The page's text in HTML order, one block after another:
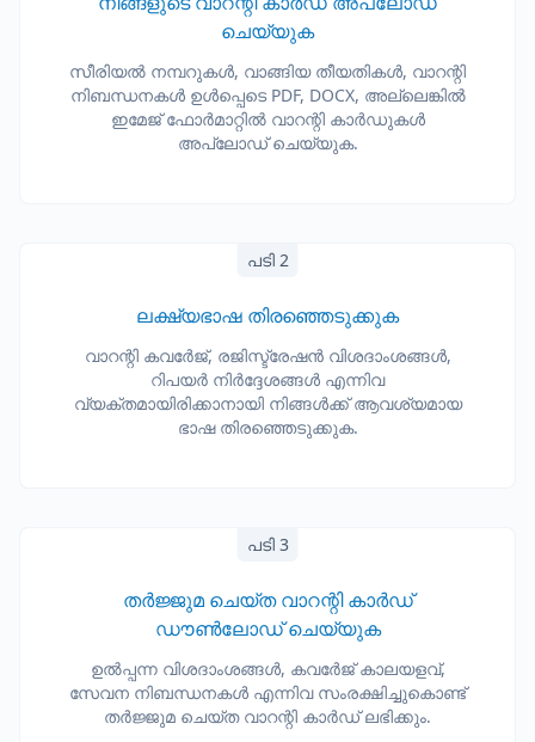
ചെയ്യുക
സീരിയൽ നമ്പറുകൾ, വാങ്ങിയ തീയതികൾ, വാറന്റി
നിബന്ധനകൾ ഉൾപ്പെടെ PDF, DOCX, അല്ലെങ്കിൽ
ഇമേജ് ഫോർമാറ്റിൽ വാറന്റി കാർഡുകൾ
അപ്‌ലോഡ് ചെയ്യുക.
പടി 2
ലക്ഷ്യഭാഷ തിരഞ്ഞെടുക്കുക
വാറന്റി കവർേജ്, രജിസ്ട്രേഷൻ വിശദാംശങ്ങൾ,
റിപയർ നിർദ്ദേശങ്ങൾ എന്നിവ
വ്യക്തമായിരിക്കാനായി നിങ്ങൾക്ക് ആവശ്യമായ
ഭാഷ തിരഞ്ഞെടുക്കുക.
പടി 3
തർജ്ജുമ ചെയ്ത വാറന്റി കാർഡ്
ഡൗൺലോഡ് ചെയ്യുക
ഉൽപ്പന്ന വിശദാംശങ്ങൾ, കവർേജ് കാലയളവ്,
സേവന നിബന്ധനകൾ എന്നിവ സംരക്ഷിച്ചുകൊണ്ട്
തർജ്ജുമ ചെയ്ത വാറന്റി കാർഡ് ലഭിക്കും.